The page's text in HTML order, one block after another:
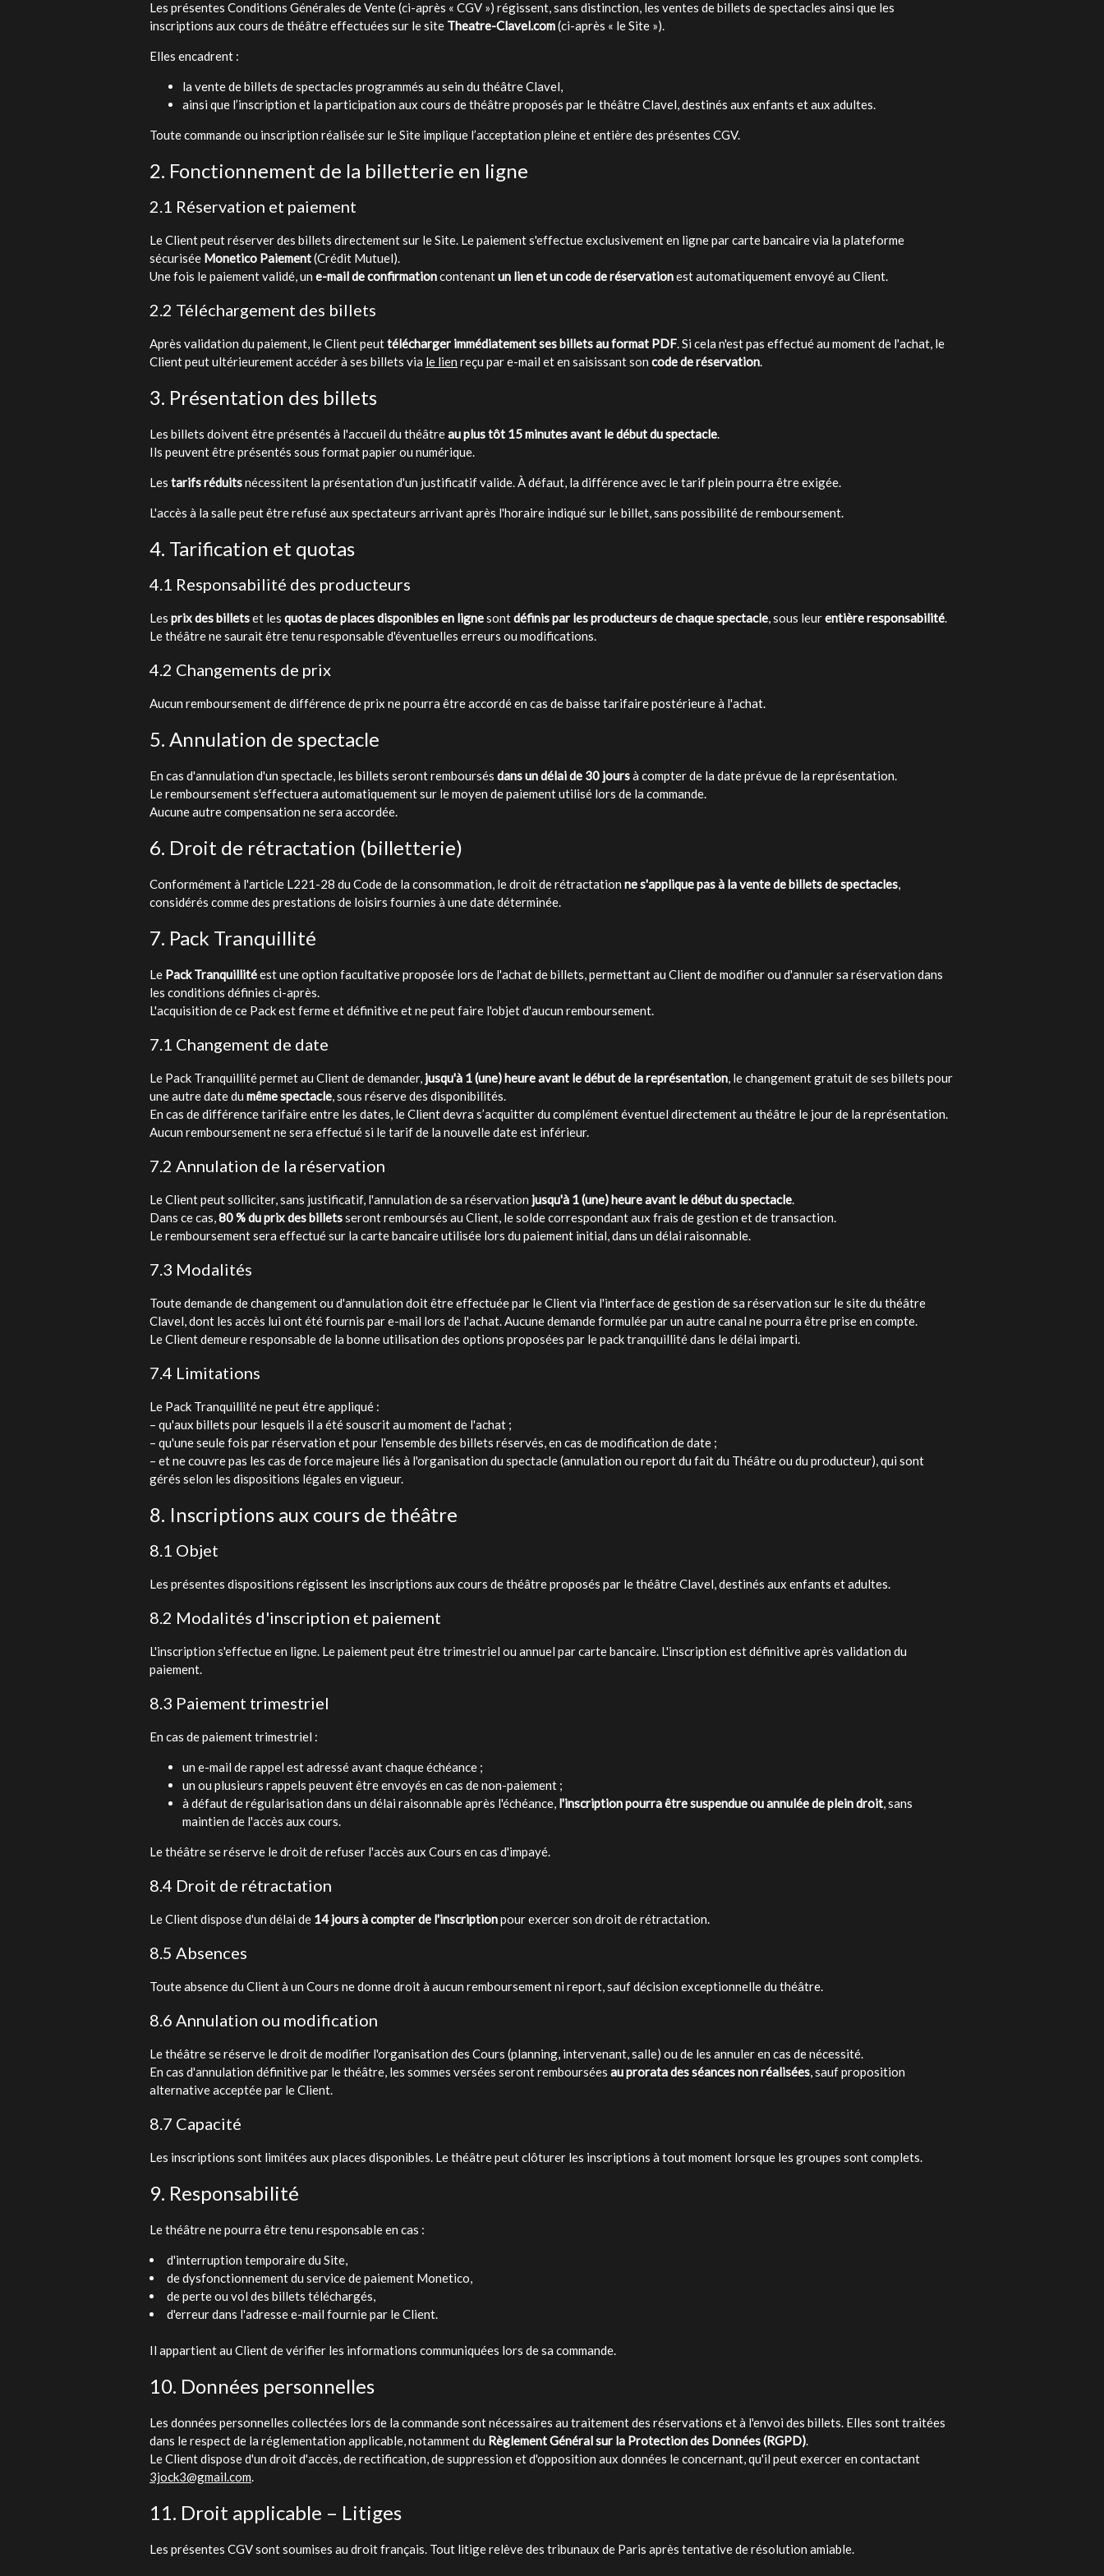
Les présentes Conditions Générales de Vente (ci-après « CGV ») régissent, sans distinction, les ventes de billets de spectacles ainsi que les
inscriptions aux cours de théâtre effectuées sur le site Theatre-Clavel.com(ci-après « le Site »).
Elles encadrent :
la vente de billets de spectacles programmés au sein du théâtre Clavel,
ainsi que l’inscription et la participation aux cours de théâtre proposés par le théâtre Clavel, destinés aux enfants et aux adultes.
Toute commande ou inscription réalisée sur le Site implique l’acceptation pleine et entière des présentes CGV.
2. Fonctionnement de la billetterie en ligne
2.1 Réservation et paiement
Le Client peut réserver des billets directement sur le Site. Le paiement s'effectue exclusivement en ligne par carte bancaire via la plateforme
sécurisée Monetico Paiement(Crédit Mutuel).
Une fois le paiement validé, un e-mail de confirmationcontenantun lien et un code de réservationest automatiquement envoyé au Client.
2.2 Téléchargement des billets
Après validation du paiement, le Client peuttélécharger immédiatement ses billets au format PDF. Si cela n'est pas effectué au moment de l'achat, le
Client peut ultérieurement accéder à ses billets via le lien reçu par e-mail et en saisissant son code de réservation.
3. Présentation des billets
Les billets doivent être présentés à l'accueil du théâtreau plus tôt 15 minutes avant le début du spectacle.
Ils peuvent être présentés sous format papier ou numérique.
Les tarifs réduitsnécessitent la présentation d'un justificatif valide. À défaut, la différence avec le tarif plein pourra être exigée.
L'accès à la salle peut être refusé aux spectateurs arrivant après l'horaire indiqué sur le billet, sans possibilité de remboursement.
4. Tarification et quotas
4.1 Responsabilité des producteurs
Les prix des billetset les quotas de places disponibles en lignesontdéfinis par les producteurs de chaque spectacle, sous leurentière responsabilité.
Le théâtre ne saurait être tenu responsable d'éventuelles erreurs ou modifications.
4.2 Changements de prix
Aucun remboursement de différence de prix ne pourra être accordé en cas de baisse tarifaire postérieure à l'achat.
5. Annulation de spectacle
En cas d'annulation d'un spectacle, les billets seront remboursés dans un délai de 30 joursà compter de la date prévue de la représentation.
Le remboursement s'effectuera automatiquement sur le moyen de paiement utilisé lors de la commande.
Aucune autre compensation ne sera accordée.
6. Droit de rétractation (billetterie)
Conformément à l'article L221-28 du Code de la consommation, le droit de rétractation ne s'applique pas à la vente de billets de spectacles,
considérés comme des prestations de loisirs fournies à une date déterminée.
7. Pack Tranquillité
Le Pack Tranquillitéest une option facultative proposée lors de l'achat de billets, permettant au Client de modifier ou d'annuler sa réservation dans
les conditions définies ci-après.
L'acquisition de ce Pack est ferme et définitive et ne peut faire l'objet d'aucun remboursement.
7.1 Changement de date
Le Pack Tranquillité permet au Client de demander, jusqu'à 1 (une) heure avant le début de la représentation, le changement gratuit de ses billets pour
une autre date du même spectacle, sous réserve des disponibilités.
En cas de différence tarifaire entre les dates, le Client devra s’acquitter du complément éventuel directement au théâtre le jour de la représentation.
Aucun remboursement ne sera effectué si le tarif de la nouvelle date est inférieur.
7.2 Annulation de la réservation
Le Client peut solliciter, sans justificatif, l'annulation de sa réservation jusqu'à 1 (une) heure avant le début du spectacle.
Dans ce cas,80 % du prix des billetsseront remboursés au Client, le solde correspondant aux frais de gestion et de transaction.
Le remboursement sera effectué sur la carte bancaire utilisée lors du paiement initial, dans un délai raisonnable.
7.3 Modalités
Toute demande de changement ou d'annulation doit être effectuée par le Client via l'interface de gestion de sa réservation sur le site du théâtre
Clavel, dont les accès lui ont été fournis par e-mail lors de l'achat. Aucune demande formulée par un autre canal ne pourra être prise en compte.
Le Client demeure responsable de la bonne utilisation des options proposées par le pack tranquillité dans le délai imparti.
7.4 Limitations
Le Pack Tranquillité ne peut être appliqué :
– qu'aux billets pour lesquels il a été souscrit au moment de l'achat ;
– qu'une seule fois par réservation et pour l'ensemble des billets réservés, en cas de modification de date ;
– et ne couvre pas les cas de force majeure liés à l'organisation du spectacle (annulation ou report du fait du Théâtre ou du producteur), qui sont
gérés selon les dispositions légales en vigueur.
8. Inscriptions aux cours de théâtre
8.1 Objet
Les présentes dispositions régissent les inscriptions aux cours de théâtre proposés par le théâtre Clavel, destinés aux enfants et adultes.
8.2 Modalités d'inscription et paiement
L'inscription s'effectue en ligne. Le paiement peut être trimestriel ou annuel par carte bancaire. L'inscription est définitive après validation du
paiement.
8.3 Paiement trimestriel
En cas de paiement trimestriel :
un e-mail de rappel est adressé avant chaque échéance ;
un ou plusieurs rappels peuvent être envoyés en cas de non-paiement ;
à défaut de régularisation dans un délai raisonnable après l'échéance, l'inscription pourra être suspendue ou annulée de plein droit, sans
maintien de l'accès aux cours.
Le théâtre se réserve le droit de refuser l'accès aux Cours en cas d'impayé.
8.4 Droit de rétractation
Le Client dispose d'un délai de 14 jours à compter de l'inscriptionpour exercer son droit de rétractation.
8.5 Absences
Toute absence du Client à un Cours ne donne droit à aucun remboursement ni report, sauf décision exceptionnelle du théâtre.
8.6 Annulation ou modification
Le théâtre se réserve le droit de modifier l'organisation des Cours (planning, intervenant, salle) ou de les annuler en cas de nécessité.
En cas d'annulation définitive par le théâtre, les sommes versées seront remboursées au prorata des séances non réalisées, sauf proposition
alternative acceptée par le Client.
8.7 Capacité
Les inscriptions sont limitées aux places disponibles. Le théâtre peut clôturer les inscriptions à tout moment lorsque les groupes sont complets.
9. Responsabilité
Le théâtre ne pourra être tenu responsable en cas :
d'interruption temporaire du Site,
de dysfonctionnement du service de paiement Monetico,
de perte ou vol des billets téléchargés,
d'erreur dans l'adresse e-mail fournie par le Client.
Il appartient au Client de vérifier les informations communiquées lors de sa commande.
10. Données personnelles
Les données personnelles collectées lors de la commande sont nécessaires au traitement des réservations et à l'envoi des billets. Elles sont traitées
dans le respect de la réglementation applicable, notamment du Règlement Général sur la Protection des Données (RGPD).
Le Client dispose d'un droit d'accès, de rectification, de suppression et d'opposition aux données le concernant, qu'il peut exercer en contactant
3jock3@gmail.com.
11. Droit applicable – Litiges
Les présentes CGV sont soumises au droit français. Tout litige relève des tribunaux de Paris après tentative de résolution amiable.